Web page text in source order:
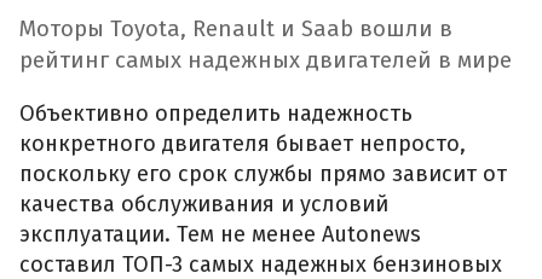
Моторы Toyota, Renault и Saab вошли в
рейтинг самых надежных двигателей в мире
Объективно определить надежность
конкретного двигателя бывает непросто,
поскольку его срок службы прямо зависит от
качества обслуживания и условий
эксплуатации. Тем не менее Autonews
составил ТОП-3 самых надежных бензиновых